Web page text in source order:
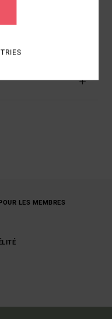
LES MEMBRES